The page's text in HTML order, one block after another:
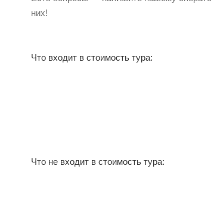
них!
Что входит в стоимость тура:
Что не входит в стоимость тура: